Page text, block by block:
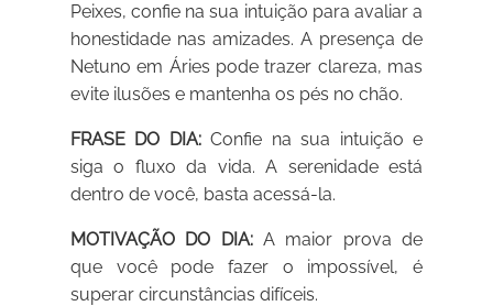
Peixes, confie na sua intuição para avaliar a
honestidade nas amizades. A presença de
Netuno em Áries pode trazer clareza, mas
evite ilusões e mantenha os pés no chão.
FRASE DO DIA:Confie na sua intuição e
siga o fluxo da vida. A serenidade está
dentro de você, basta acessá-la.
MOTIVAÇÃO DO DIA:A maior prova de
que você pode fazer o impossível, é
superar circunstâncias difíceis.